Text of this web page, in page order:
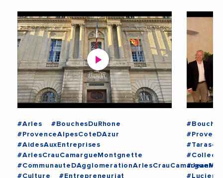
#Arles
#BouchesDuRhone
#ProvenceAlpesCoteDAzur
#AidesAuxEntreprises
#ArlesCrauCamargueMontgnette
#Culture
#Entrepreneuriat